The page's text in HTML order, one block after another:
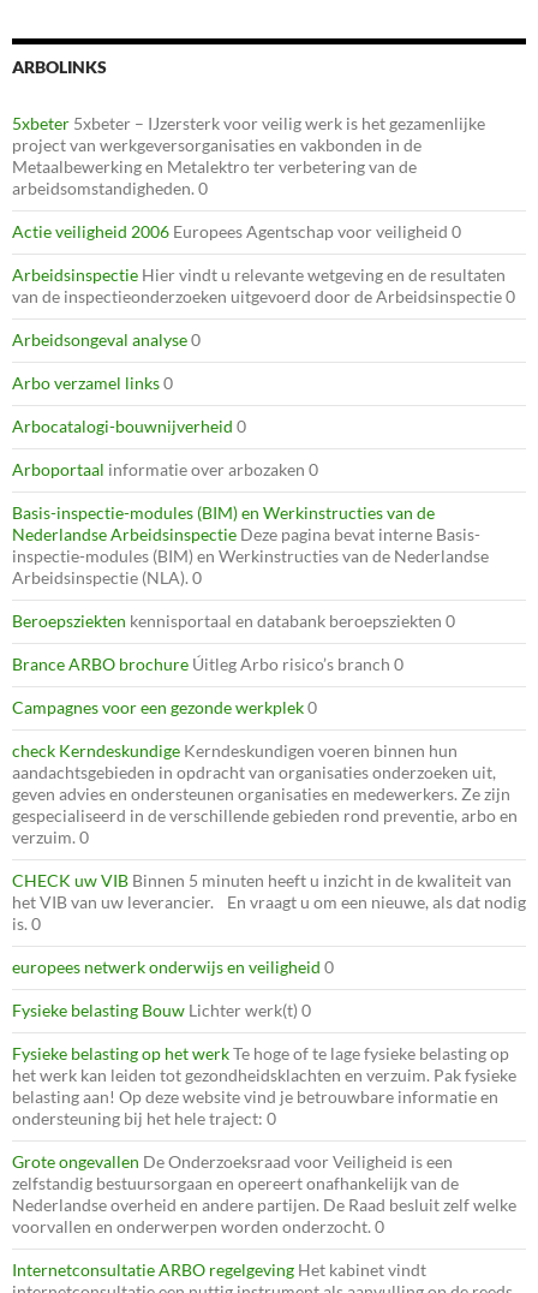
ARBOLINKS
5xbeter 5xbeter – IJzersterk voor veilig werk is het gezamenlijke
project van werkgeversorganisaties en vakbonden in de
Metaalbewerking en Metalektro ter verbetering van de
arbeidsomstandigheden. 0
Actie veiligheid 2006 Europees Agentschap voor veiligheid 0
Arbeidsinspectie Hier vindt u relevante wetgeving en de resultaten
van de inspectieonderzoeken uitgevoerd door de Arbeidsinspectie 0
Arbeidsongeval analyse0
Arbo verzamel links0
Arbocatalogi-bouwnijverheid 0
Arboportaal informatie over arbozaken 0
Basis-inspectie-modules (BIM) en Werkinstructies van de
Nederlandse Arbeidsinspectie Deze pagina bevat interne Basis-
inspectie-modules (BIM) en Werkinstructies van de Nederlandse
Arbeidsinspectie (NLA). 0
Beroepsziekten kennisportaal en databank beroepsziekten 0
Brance ARBO brochure Úitleg Arbo risico’s branch 0
Campagnes voor een gezonde werkplek0
check Kerndeskundige Kerndeskundigen voeren binnen hun
aandachtsgebieden in opdracht van organisaties onderzoeken uit,
geven advies en ondersteunen organisaties en medewerkers. Ze zijn
gespecialiseerd in de verschillende gebieden rond preventie, arbo en
verzuim. 0
CHECK uw VIB Binnen 5 minuten heeft u inzicht in de kwaliteit van
het VIB van uw leverancier. En vraagt u om een nieuwe, als dat nodig
is. 0
europees netwerk onderwijs en veiligheid 0
Fysieke belasting Bouw Lichter werk(t) 0
Fysieke belasting op het werkTe hoge of te lage fysieke belasting op
het werk kan leiden tot gezondheidsklachten en verzuim. Pak fysieke
belasting aan! Op deze website vind je betrouwbare informatie en
ondersteuning bij het hele traject: 0
Grote ongevallen De Onderzoeksraad voor Veiligheid is een
zelfstandig bestuursorgaan en opereert onafhankelijk van de
Nederlandse overheid en andere partijen. De Raad besluit zelf welke
voorvallen en onderwerpen worden onderzocht. 0
Internetconsultatie ARBO regelgeving Het kabinet vindt